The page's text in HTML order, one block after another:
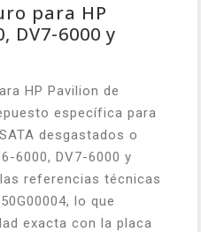
para HP
DV7-6000 y
HP Pavilion de
específica para
desgastados o
6000, DV7-6000 y
referencias técnicas
lo que
exacta con la placa